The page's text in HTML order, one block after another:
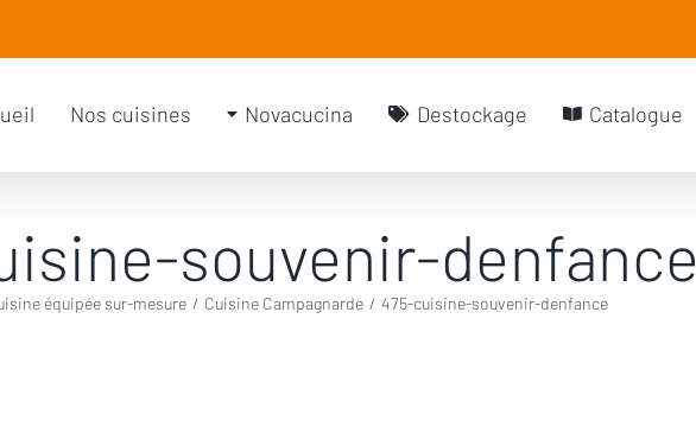
Nos cuisines Novacucina Destockage Catalogue
souvenir-denfance
équipée sur-mesure / Cuisine Campagnarde / 475-cuisine-souvenir-denfance